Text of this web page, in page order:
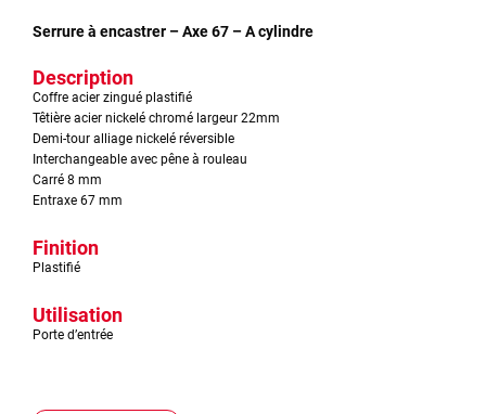
Serrure à encastrer – Axe 67 – A cylindre
Description
Coffre acier zingué plastifié
Têtière acier nickelé chromé largeur 22mm
Demi-tour alliage nickelé réversible
Interchangeable avec pêne à rouleau
Carré 8 mm
Entraxe 67 mm
Finition
Plastifié
Utilisation
Porte d’entrée